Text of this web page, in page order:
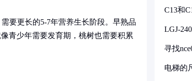
要更长的5-7年营养生长阶段。早熟品
青少年需要发育期，桃树也需要积累
C13和
LGJ-
寻找
电梯的